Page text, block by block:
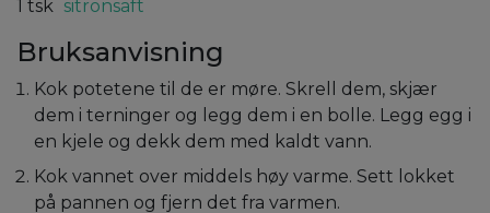
1 tsk sitronsaft
Bruksanvisning
Kok potetene til de er møre. Skrell dem, skjær
dem i terninger og legg dem i en bolle. Legg egg i
en kjele og dekk dem med kaldt vann.
Kok vannet over middels høy varme. Sett lokket
på pannen og fjern det fra varmen.